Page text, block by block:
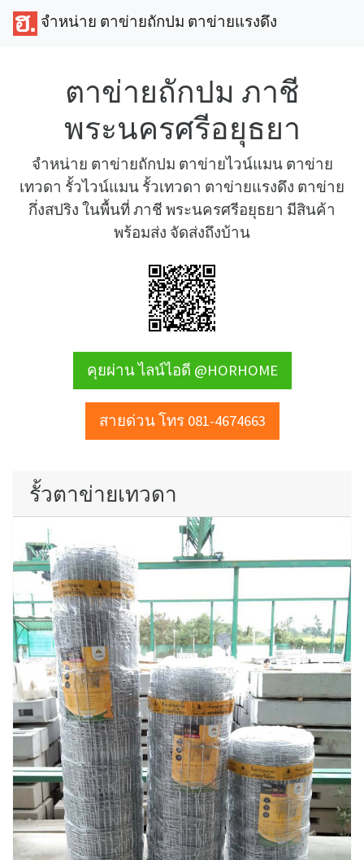
จำหน่าย ตาข่ายถักปม ตาข่ายแรงดึง
ตาข่ายถักปม ภาชี
พระนครศรีอยุธยา
จำหน่าย ตาข่ายถักปม ตาข่ายไวน์แมน ตาข่าย
เทวดา รั้วไวน์แมน รั้วเทวดา ตาข่ายแรงดึง ตาข่าย
กึ่งสปริง ในพื้นที่ ภาชี พระนครศรีอยุธยา มีสินค้า
พร้อมส่ง จัดส่งถึงบ้าน
คุยผ่าน ไลน์ไอดี @HORHOME
สายด่วน โทร 081-4674663
รั้วตาข่ายเทวดา